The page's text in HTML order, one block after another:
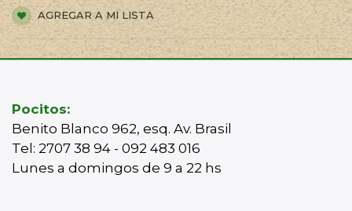
AGREGAR A MI LISTA
Pocitos:
Benito Blanco 962, esq. Av. Brasil
Tel: 2707 38 94 - 092 483 016
Lunes a domingos de 9 a 22 hs